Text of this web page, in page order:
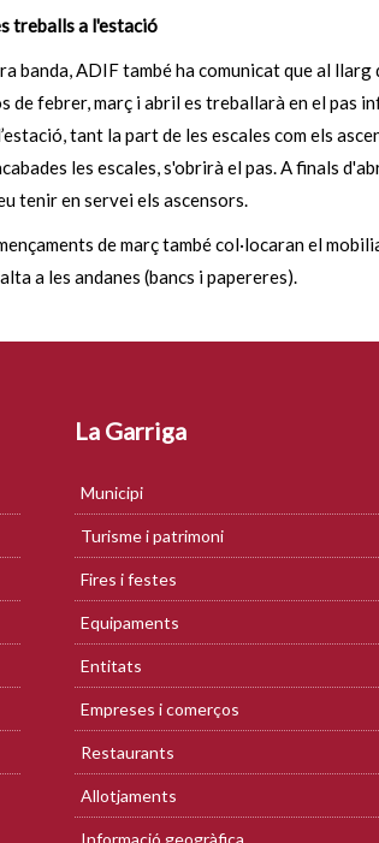
treballs a l'estació
banda, ADIF també ha comunicat que al llarg
de febrer, març i abril es treballarà en el pas
tant la part de les escales com els
les escales, s'obrirà el pas. A finals
tenir en servei els ascensors.
de març també col·locaran el
a les andanes (bancs i papereres).
La Garriga
Municipi
Turisme i patrimoni
Fires i festes
Equipaments
Entitats
Empreses i comerços
Restaurants
Allotjaments
Informació geogràfica